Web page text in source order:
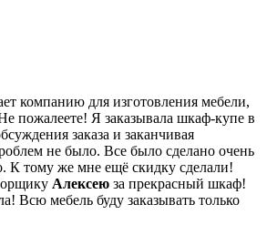
компанию для изготовления мебели,
пожалеете! Я заказывала шкаф-купе в
заказа и заканчивая
не было. Все было сделано очень
К тому же мне ещё скидку сделали!
Алексею за прекрасный шкаф!
Всю мебель буду заказывать только